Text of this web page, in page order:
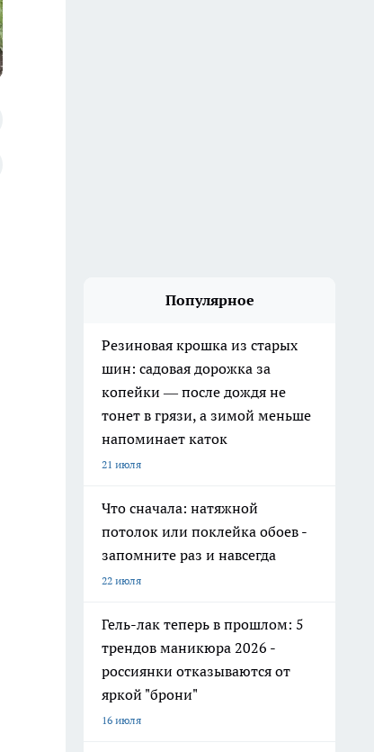
Популярное
Резиновая крошка из старых
шин: садовая дорожка за
копейки — после дождя не
тонет в грязи, а зимой меньше
напоминает каток
21 июля
Что сначала: натяжной
потолок или поклейка обоев -
запомните раз и навсегда
22 июля
Гель-лак теперь в прошлом: 5
трендов маникюра 2026 -
россиянки отказываются от
яркой "брони"
16 июля